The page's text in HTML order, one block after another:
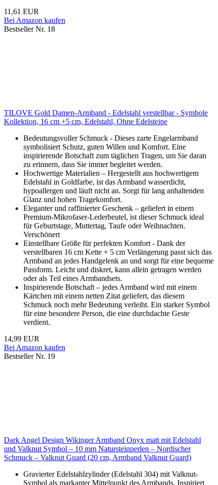
11,61 EUR
Bei Amazon kaufen
Bestseller Nr. 18
TILOVE Gold Damen-Armband - Edelstahl verstellbar - Symbole
Kollektion, 16 cm +5 cm, Edelstahl, Ohne Edelsteine
Bedeutungsvoller Schmuck - Dieses zarte Engelarmband
symbolisiert Schutz, guten Willen und Komfort. Eine
inspirierende Botschaft zum täglichen Tragen, um Sie daran
zu erinnern, dass Sie immer begleitet werden.
Hochwertige Materialien – Hergestellt aus hochwertigem
Edelstahl in Goldfarbe, ist das Armband wasserdicht,
hypoallergen und läuft nicht an. Sorgt für lang anhaltenden
Glanz und hohen Tragekomfort.
Eleganter und raffinierter Geschenk – geliefert in einem
Premium-Mikrofaser-Lederbeutel, ist dieser Schmuck ideal
für Geburtstage, Muttertag, Taufe oder Weihnachten.
Verschönert
Einstellbare Größe für perfekten Komfort - Dank der
verstellbaren 16 cm Kette + 5 cm Verlängerung passt sich das
Armband an jedes Handgelenk an und sorgt für eine bequeme
Passform. Leicht und diskret, kann allein getragen werden
oder als Teil eines Armbandsets.
Inspirierende Botschaft – jedes Armband wird mit einem
Kärtchen mit einem netten Zitat geliefert, das diesem
Schmuck noch mehr Bedeutung verleiht. Ein starker Symbol
für eine besondere Person, die eine durchdachte Geste
verdient.
14,99 EUR
Bei Amazon kaufen
Bestseller Nr. 19
Dark Angel Design Wikinger Armband Onyx matt mit Edelstahl
und Valknut Symbol – 10 mm Natursteinperlen – Nordischer
Schmuck – Valknut Guard (20 cm, Armband Valknut Guard)
Gravierter Edelstahlzylinder (Edelstahl 304) mit Valknut-
Symbol als markanter Mittelpunkt des Armbands. Inspiriert